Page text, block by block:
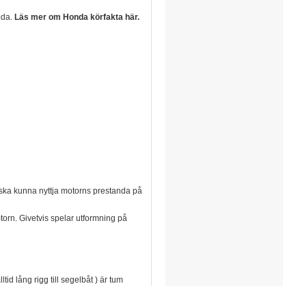
Läs mer om Honda körfakta här.
kunna nyttja motorns prestanda på
Givetvis spelar utformning på
lång rigg till segelbåt ) är tum